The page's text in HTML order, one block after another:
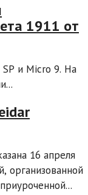
1911 от
SP и Micro 9. На
16 апреля
организованной